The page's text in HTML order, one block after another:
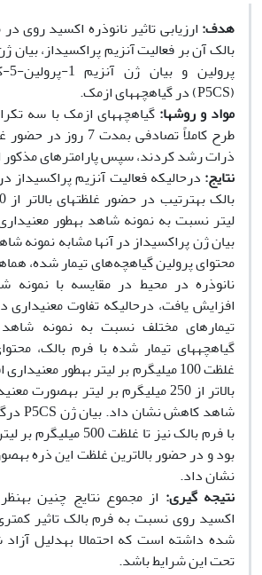
هدف: ارزیابی تاثیر نانوذره اکسید روی
بالک آن بر فعالیت آنزیم پراکسیداز، بیان
(P5CS) در گیاهچه­های ازمک.
مواد و روش‏ها:گیاه­چه­های ازمک با سه
طرح کاملاً تصادفی
ذرات رشد کردند، سپس پارامترهای
نتایج: درحالی‏که فعالیت آنزیم پراکسیداز
لیتر نسبت به نمونه شاهد به‏طور
بیان ژن پراکسیداز در آن‏ها مشابه نمونه
محتوای پرولین گیاهچه‌های تیمار شده،
نانو­ذره در محیط در مقایسه با نمونه
تیمارهای مختلف نسبت به نمونه
گیاهچه‫های تیمار شده با فرم بالک،
غلظت 100 میلی‏گرم بر لیتر به‏طور
بالاتر از 250 میلی‏گرم بر لیتر
با فرم بالک نیز تا غلظت
بود و در حضور بالاترین غلظت این ذره
نشان داد.
نتیجه گیری: از مجموع نتایج چنین
اکسید روی نسبت به فرم بالک تاثیر
شده داشته است که احتمالا به‏دلیل
تحت این شرایط باشد.